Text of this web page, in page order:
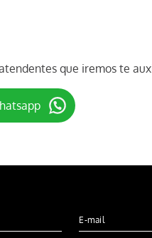
que iremos te